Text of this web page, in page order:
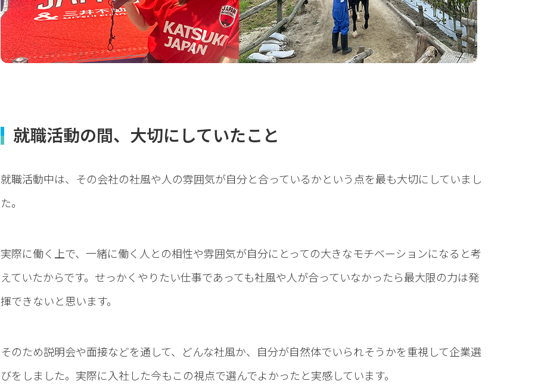
就職活動の間、大切にしていたこと
就職活動中は、その会社の社風や人の雰囲気が自分と合っているかという点を最も大切にしていまし
た。
実際に働く上で、一緒に働く人との相性や雰囲気が自分にとっての大きなモチベーションになると考
えていたからです。せっかくやりたい仕事であっても社風や人が合っていなかったら最大限の力は発
揮できないと思います。
そのため説明会や面接などを通して、どんな社風か、自分が自然体でいられそうかを重視して企業選
びをしました。実際に入社した今もこの視点で選んでよかったと実感しています。